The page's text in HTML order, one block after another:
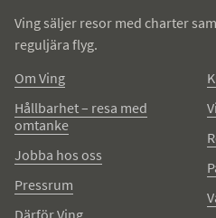
Ving säljer resor med charter
reguljära flyg.
Om Ving
Hållbarhet – resa med
omtanke
Jobba hos oss
Pressrum
Därför Ving